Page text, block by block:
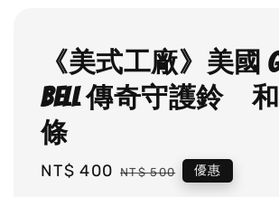
《美式工廠》美國
Bell 傳奇守護鈴
條
Sale
NT$ 400 Regular
NT$ 500 優惠